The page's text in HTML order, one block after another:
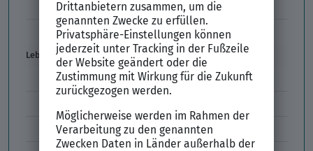
Vorbereitung Vorstellungsgespräch
Vorstellungsgespräch per Skype
Lebenslauf
Lebenslauf Aufbau und Inhalt
Lebenslauf Englisch Résumé